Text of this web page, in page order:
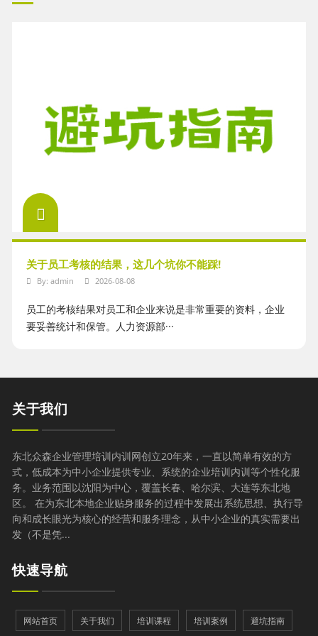
关于员工考核的结果，这几个坑你不能踩!
By:admin 2026-08-08
员工的考核结果对员工和企业来说是非常重要的资料，企业
要妥善统计和保管。人力资源部···
关于我们
东北众森企业管理培训内训网创立20年来，一直以简单有效的方
式，低成本为中小企业提供专业、系统的企业培训内训等个性化服
务。业务范围以沈阳为中心，覆盖长春、哈尔滨、大连等东北地
区。 在为东北本地企业贴身服务的过程中发展出系统思想、执行导
向和成长眼光为核心的经营和服务理念，从中小企业的真实需要出
发（不是凭...
快速导航
网站首页 关于我们 培训课程 培训案例 避坑指南